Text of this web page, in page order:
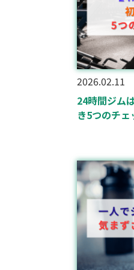
2026.02.11
24時間ジム
き5つのチ